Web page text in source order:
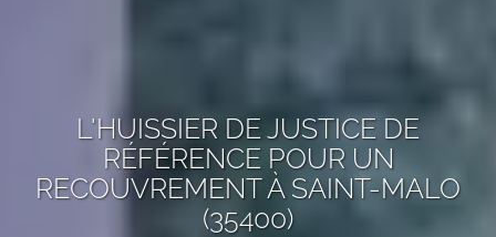
L'HUISSIER DE JUSTICE DE
RÉFÉRENCE POUR UN
RECOUVREMENTÀ SAINT-MALO
(35400)